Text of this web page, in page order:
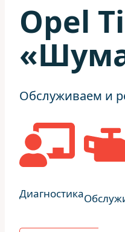
Opel
Обслуживаем и
Диагностика